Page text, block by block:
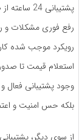
پشتیبانی
رفع فوری مشکلات و
رویکرد موجب شده
استعلام قیمت تا
وجود پشتیبانی فعال
بلکه حس امنیت و
از سوی دیگر،